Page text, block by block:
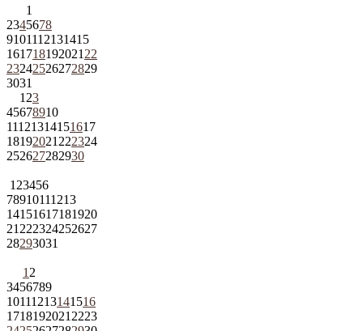
1
2345678
9101112131415
161718192021 22
23242526272829
3031
1 23
45678910
11121314151617
18192021 222324
252627282930
1 23456
78910111213
14151617181920
21 222324252627
28293031
1 2
3456789
10111213141516
1718192021 2223